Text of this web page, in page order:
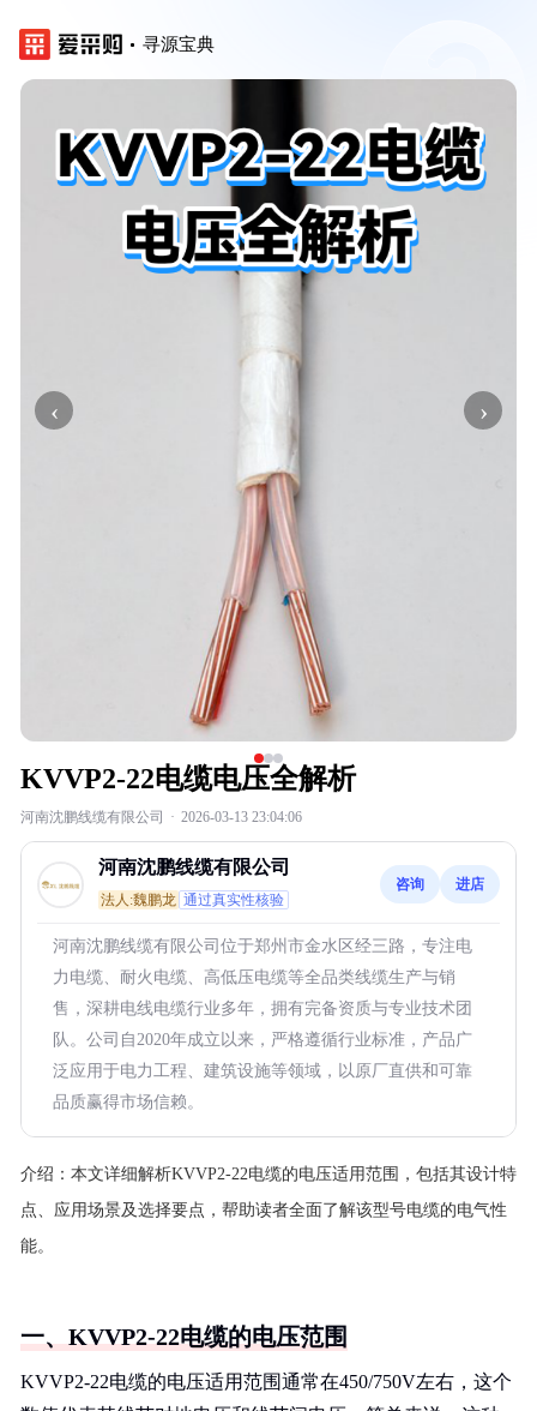
寻源宝典
‹ ›
KVVP2-22电缆电压全解析
河南沈鹏线缆有限公司 · 2026-03-13 23:04:06
河南沈鹏线缆有限公司
法人:魏鹏龙 通过真实性核验
咨询 进店
河南沈鹏线缆有限公司位于郑州市金水区经三路，专注电
力电缆、耐火电缆、高低压电缆等全品类线缆生产与销
售，深耕电线电缆行业多年，拥有完备资质与专业技术团
队。公司自2020年成立以来，严格遵循行业标准，产品广
泛应用于电力工程、建筑设施等领域，以原厂直供和可靠
品质赢得市场信赖。
介绍： 本文详细解析KVVP2-22电缆的电压适用范围，包括其设计特
点、应用场景及选择要点，帮助读者全面了解该型号电缆的电气性
能。
一、KVVP2-22电缆的电压范围
KVVP2-22电缆的电压适用范围通常在450/750V左右，这个